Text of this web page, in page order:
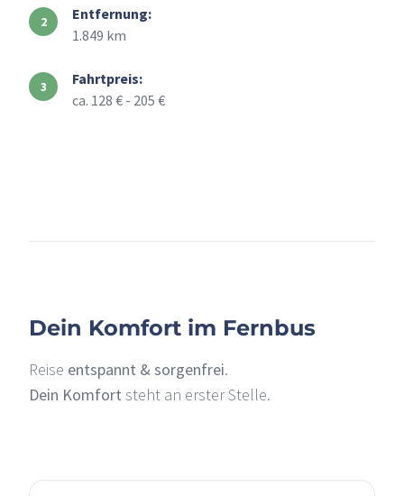
Entfernung:
1.849 km
Fahrtpreis:
ca. 128 € - 205 €
Dein Komfort im Fernbus
Reise entspannt & sorgenfrei.
Dein Komfort steht an erster Stelle.